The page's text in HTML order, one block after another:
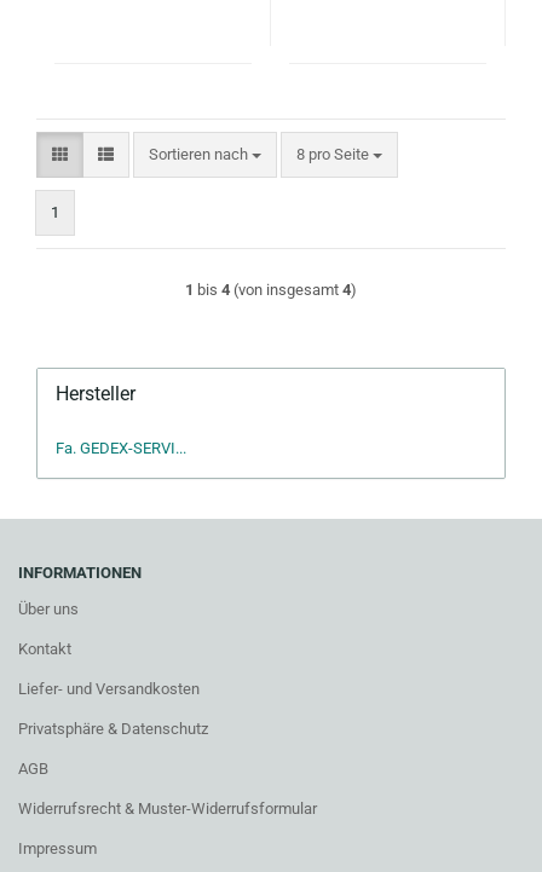
Sortieren nach
Sortieren nach 8 pro Seite
pro Seite
1
1 bis 4 (von insgesamt 4)
Hersteller
Fa. GEDEX-SERVI...
INFORMATIONEN
Über uns
Kontakt
Liefer- und Versandkosten
Privatsphäre & Datenschutz
AGB
Widerrufsrecht & Muster-Widerrufsformular
Impressum